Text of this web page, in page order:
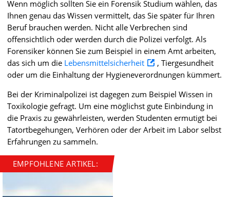
Wenn möglich sollten Sie ein Forensik Studium wählen, das
Ihnen genau das Wissen vermittelt, das Sie später für Ihren
Beruf brauchen werden. Nicht alle Verbrechen sind
offensichtlich oder werden durch die Polizei verfolgt. Als
Forensiker können Sie zum Beispiel in einem Amt arbeiten,
das sich um die Lebensmittelsicherheit
, Tiergesundheit
oder um die Einhaltung der Hygieneverordnungen kümmert.
Bei der Kriminalpolizei ist dagegen zum Beispiel Wissen in
Toxikologie gefragt. Um eine möglichst gute Einbindung in
die Praxis zu gewährleisten, werden Studenten ermutigt bei
Tatortbegehungen, Verhören oder der Arbeit im Labor selbst
Erfahrungen zu sammeln.
EMPFOHLENE ARTIKEL: